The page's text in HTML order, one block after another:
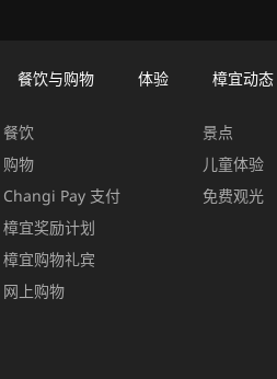
餐饮与购物 体验 樟宜动态
餐饮
购物
Changi Pay 支付
樟宜奖励计划
樟宜购物礼宾
网上购物
景点
儿童体验
免费观光